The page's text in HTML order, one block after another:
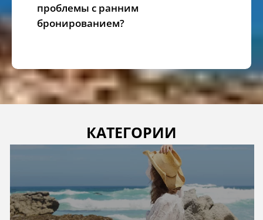
проблемы с ранним
бронированием?
КАТЕГОРИИ